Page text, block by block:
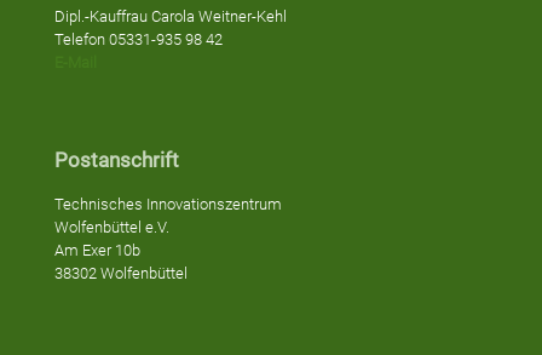
Dipl.-Kauffrau Carola Weitner-Kehl
Telefon 05331-935 98 42
Postanschrift
Technisches Innovationszentrum
Wolfenbüttel e.V.
Am Exer 10b
38302 Wolfenbüttel